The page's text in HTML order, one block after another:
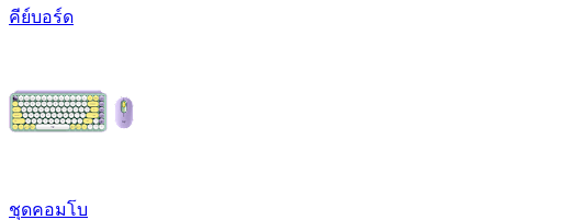
คีย์บอร์ด
ชุดคอมโบ